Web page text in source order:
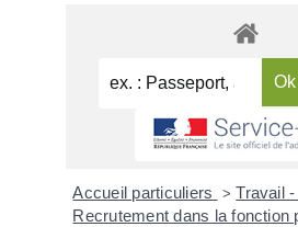
Accueil particuliers > Travail
Recrutement dans la fonction